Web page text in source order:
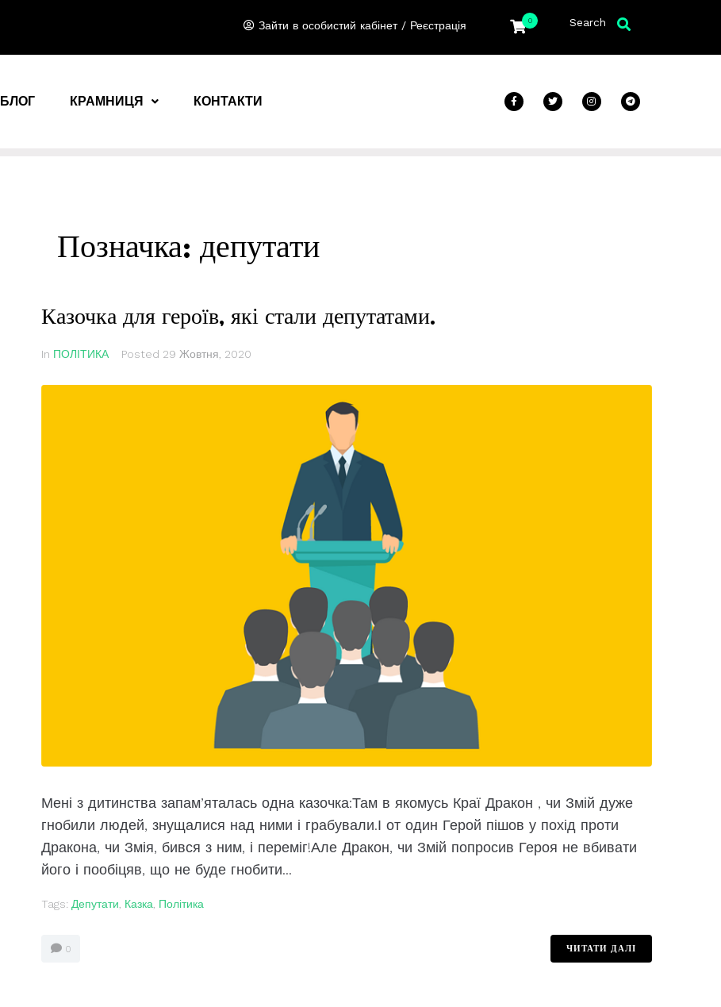
Зайти в особистий кабінет / Реєстрація 0 Search
БЛОГ КРАМНИЦЯ КОНТАКТИ
Позначка: депутати
Казочка для героїв, які стали депутатами.
In ПОЛІТИКА Posted 29 Жовтня, 2020
Мені з дитинства запам’яталась одна казочка:Там в якомусь Краї Дракон , чи Змій дуже
гнобили людей, знущалися над ними і грабували.І от один Герой пішов у похід проти
Дракона, чи Змія, бився з ним, і переміг!Але Дракон, чи Змій попросив Героя не вбивати
його і пообіцяв, що не буде гнобити...
Tags: Депутати Казка Політика
0 ЧИТАТИ ДАЛІ